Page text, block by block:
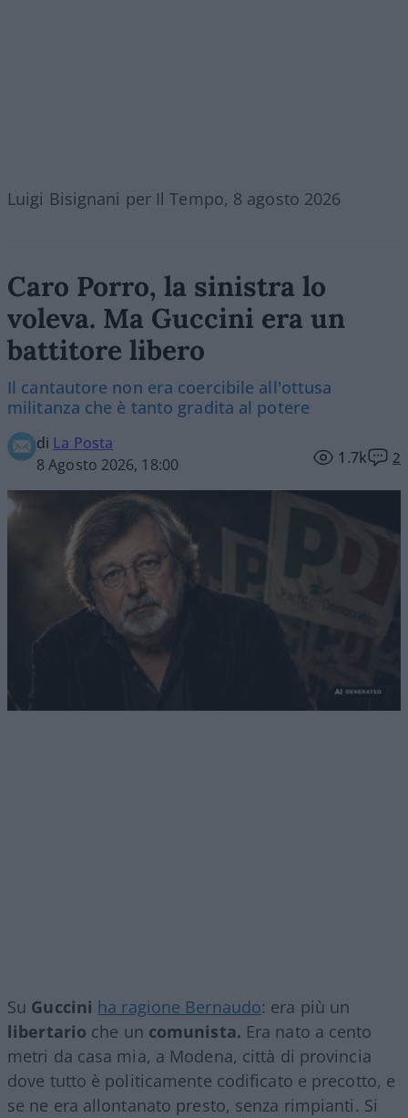
Luigi Bisignani per Il Tempo, 8 agosto 2026
Caro Porro, la sinistra lo
voleva. Ma Guccini era un
battitore libero
Il cantautore non era coercibile all'ottusa
militanza che è tanto gradita al potere
di La Posta
8 Agosto 2026, 18:00
1.7k 2
Su Guccini ha ragione Bernaudo: era più un
libertario che un comunista. Era nato a cento
metri da casa mia, a Modena, città di provincia
dove tutto è politicamente codificato e precotto, e
se ne era allontanato presto, senza rimpianti. Si